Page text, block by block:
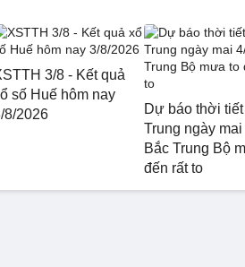
3/8 - Kết quả
số Huế hôm nay
8/2026
Dự báo thời
Trung ngày mai
Bắc Trung Bộ
đến rất to